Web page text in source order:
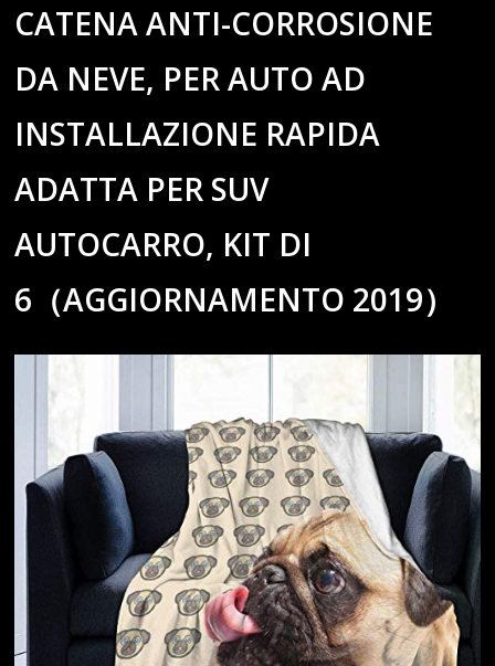
CATENA ANTI-CORROSIONE
DA NEVE, PER AUTO AD
INSTALLAZIONE RAPIDA
ADATTA PER SUV
AUTOCARRO, KIT DI
6（AGGIORNAMENTO 2019）